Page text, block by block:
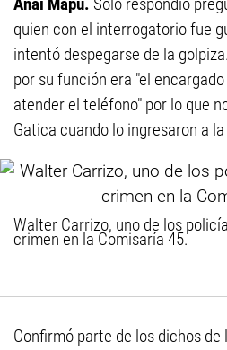
quien con el interrogatorio fue
intentó despegarse de la
por su función era "el
atender el teléfono" por lo que
Gatica cuando lo ingresaron a
Walter Carrizo, uno de los
crimen en la Comisaría 45.
Confirmó parte de los dichos de